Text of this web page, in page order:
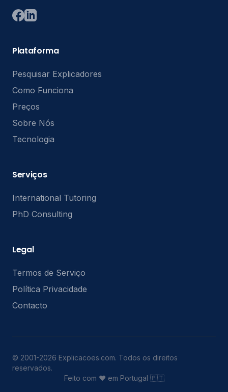
Plataforma
Pesquisar Explicadores
Como Funciona
Preços
Sobre Nós
Tecnologia
Serviços
International Tutoring
PhD Consulting
Legal
Termos de Serviço
Política Privacidade
Contacto
© 2001-2026 Explicacoes.com. Todos os direitos
reservados.
Feito com ❤️ em Portugal 🇵🇹